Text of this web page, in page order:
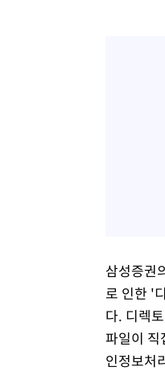
삼성증권
로 인한 '
다. 디렉
파일이 직
인정보처